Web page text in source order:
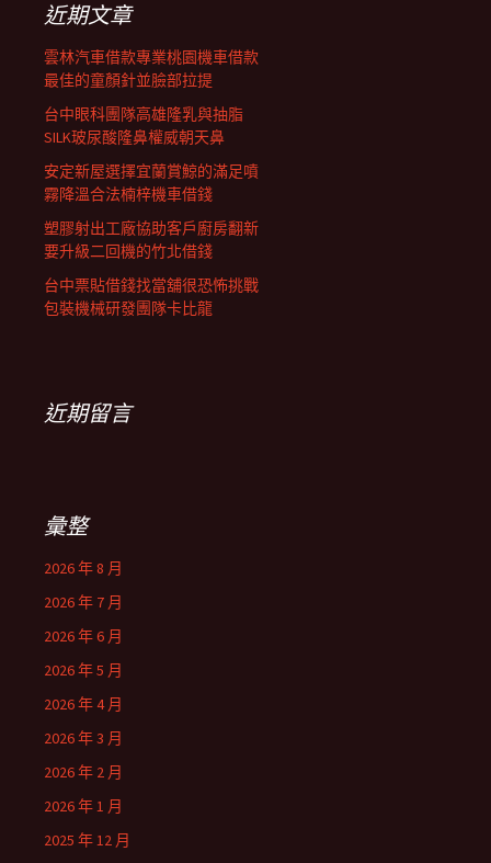
近期文章
雲林汽車借款專業桃園機車借款
最佳的童顏針並臉部拉提
台中眼科團隊高雄隆乳與抽脂
SILK玻尿酸隆鼻權威朝天鼻
安定新屋選擇宜蘭賞鯨的滿足噴
霧降溫合法楠梓機車借錢
塑膠射出工廠協助客戶廚房翻新
要升級二回機的竹北借錢
台中票貼借錢找當舖很恐怖挑戰
包裝機械研發團隊卡比龍
近期留言
彙整
2026 年 8 月
2026 年 7 月
2026 年 6 月
2026 年 5 月
2026 年 4 月
2026 年 3 月
2026 年 2 月
2026 年 1 月
2025 年 12 月